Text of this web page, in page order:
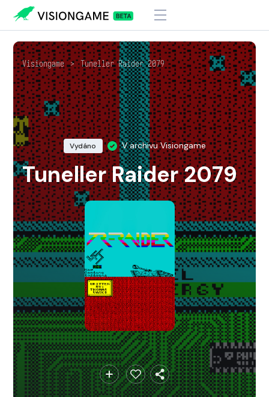
Visiongame > Tuneller Raider 2079
Vydáno V archivu Visiongame
Tuneller Raider 2079